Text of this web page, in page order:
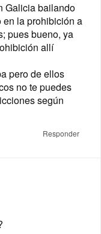
Galicia bailando
la prohibición a
pues bueno, ya
allí
pero de ellos
no te puedes
según
Responder